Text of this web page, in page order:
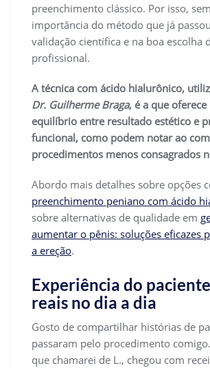
preenchimento clássico. Por isso,
importância do método que já
validação científica e na boa escolha
profissional.
A técnica com ácido hialurônico,
Dr. Guilherme Braga, é a que
equilíbrio entre resultado estético e
funcional, como podem notar ao
procedimentos menos consagrados
Abordo mais detalhes sobre opções
preenchimento peniano com ácido
sobre alternativas de qualidade em
aumentar o pênis: soluções eficazes
a ereção.
Experiência do
reais no dia a dia
Gosto de compartilhar histórias de
passaram pelo procedimento
que chamarei de L., chegou com